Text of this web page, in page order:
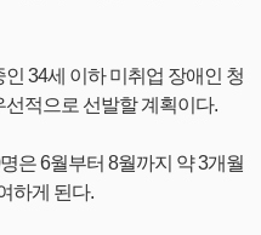
인 34세 이하 미취업 장애인 청
선적으로 선발할 계획이다.
은 6월부터 8월까지 약 3개월
하게 된다.